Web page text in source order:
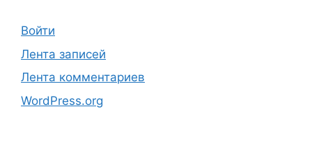
Войти
Лента записей
Лента комментариев
WordPress.org